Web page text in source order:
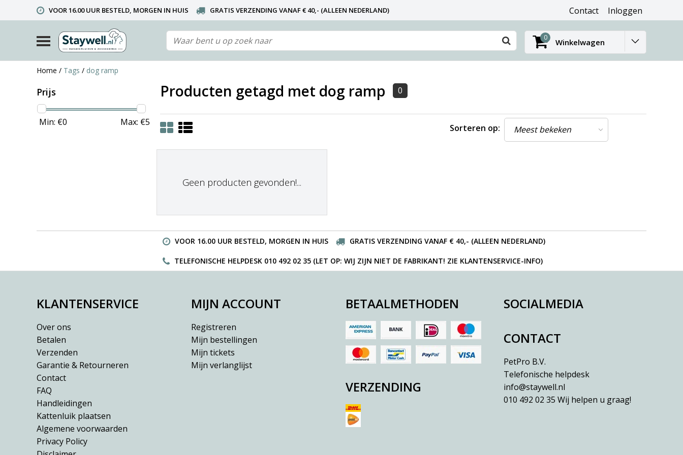
VOOR 16.00 UUR BESTELD, MORGEN IN HUIS GRATIS VERZENDING VANAF € 40,- (ALLEEN NEDERLAND)
TELEFONISCHE HELPDESK 010 492 02 35 (LET OP: WIJ ZIJN NIET DE FABRIKANT! ZIE KLANTENSERVICE-INFO)
Contact Inloggen
0 Winkelwagen
Home / Tags / dog ramp
Prijs
Min: €0 Max: €5
Producten getagd met dog ramp 0
Sorteren op:
Geen producten gevonden!...
VOOR 16.00 UUR BESTELD, MORGEN IN HUIS GRATIS VERZENDING VANAF € 40,- (ALLEEN NEDERLAND)
TELEFONISCHE HELPDESK 010 492 02 35 (LET OP: WIJ ZIJN NIET DE FABRIKANT! ZIE KLANTENSERVICE-INFO)
KLANTENSERVICE
Over ons
Betalen
Verzenden
Garantie & Retourneren
Contact
FAQ
Handleidingen
Kattenluik plaatsen
Algemene voorwaarden
Privacy Policy
MIJN ACCOUNT
Registreren
Mijn bestellingen
Mijn tickets
Mijn verlanglijst
BETAALMETHODEN
VERZENDING
SOCIALMEDIA
CONTACT
PetPro B.V.
Telefonische helpdesk
info@staywell.nl
010 492 02 35 Wij helpen u graag!